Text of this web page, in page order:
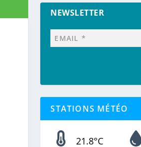
NEWSLETTER
STATIONS MÉTÉO
21.8°C